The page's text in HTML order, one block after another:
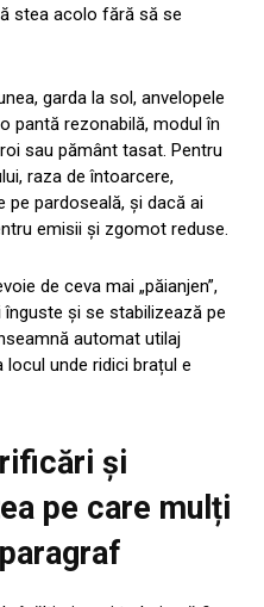
stea acolo fără să se
garda la sol, anvelopele
pantă rezonabilă, modul în
sau pământ tasat. Pentru
raza de întoarcere,
pe pardoseală, și dacă ai
emisii și zgomot reduse.
de ceva mai „păianjen”,
și se stabilizează pe
automat utilaj
locul unde ridici brațul e
și
pe care mulți